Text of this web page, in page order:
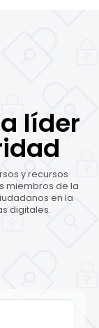
líder
y recursos
miembros de la
en la
digitales.